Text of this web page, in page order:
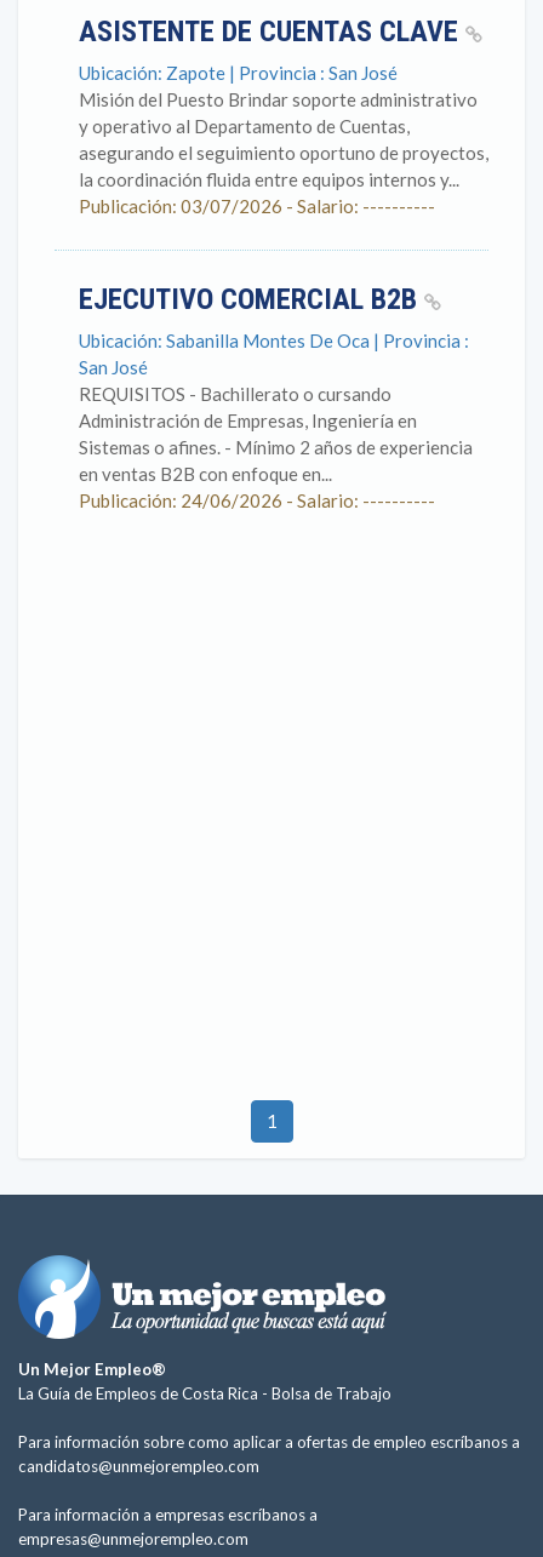
ASISTENTE DE CUENTAS CLAVE
Ubicación: Zapote | Provincia : San José
Misión del Puesto Brindar soporte administrativo
y operativo al Departamento de Cuentas,
asegurando el seguimiento oportuno de proyectos,
la coordinación fluida entre equipos internos y...
Publicación: 03/07/2026 - Salario: ----------
EJECUTIVO COMERCIAL B2B
Ubicación: Sabanilla Montes De Oca | Provincia :
San José
REQUISITOS - Bachillerato o cursando
Administración de Empresas, Ingeniería en
Sistemas o afines. - Mínimo 2 años de experiencia
en ventas B2B con enfoque en...
Publicación: 24/06/2026 - Salario: ----------
1
Un Mejor Empleo®
La Guía de Empleos de Costa Rica - Bolsa de Trabajo
Para información sobre como aplicar a ofertas de empleo escríbanos a
candidatos@unmejorempleo.com
Para información a empresas escríbanos a
empresas@unmejorempleo.com